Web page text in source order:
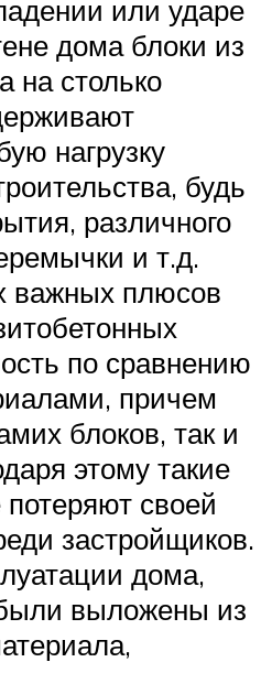
или ударе
дома блоки из
на столько
нагрузку
будь
различного
и т.д.
важных плюсов
по сравнению
причем
блоков, так и
этому такие
своей
застройщиков.
дома,
выложены из